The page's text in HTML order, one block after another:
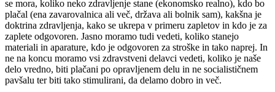
se mora, koliko neko zdravljenje stane (ekonomsko realno), kdo bo
plačal (ena zavarovalnica ali več, država ali bolnik sam), kakšna je
doktrina zdravljenja, kako se ukrepa v primeru zapletov in kdo je za
zaplete odgovoren. Jasno moramo tudi vedeti, koliko stanejo
materiali in aparature, kdo je odgovoren za stroške in tako naprej. In
ne na koncu moramo vsi zdravstveni delavci vedeti, koliko je naše
delo vredno, biti plačani po opravljenem delu in ne socialističnem
pavšalu ter biti tako stimulirani, da delamo dobro in več.